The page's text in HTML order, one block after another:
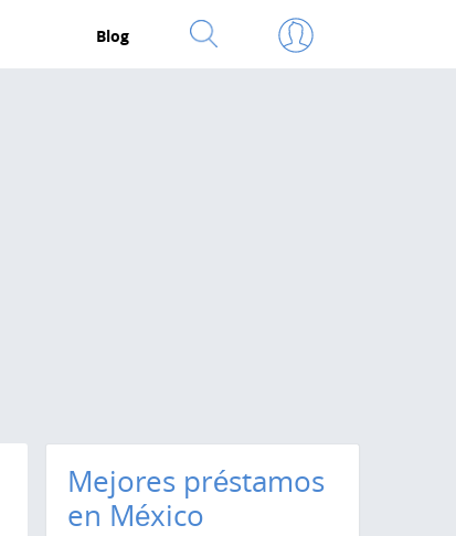
Blog
Mejores préstamos
en México